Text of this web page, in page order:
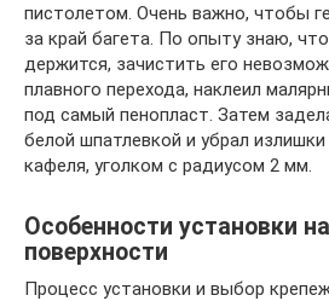
пистолетом. Очень важно, чтобы
за край багета. По опыту знаю,
держится, зачистить его
плавного перехода, наклеил
под самый пенопласт. Затем
белой шпатлевкой и убрал
кафеля, уголком с радиусом 2 мм.
Особенности установки
поверхности
Процесс установки и выбор